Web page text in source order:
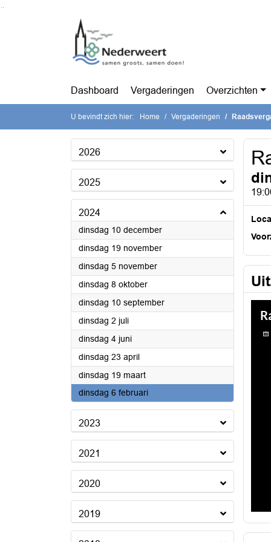
Dashboard Vergaderingen Overzichten
U bevindt zich hier: Home Vergaderingen
2026
2025
2024
dinsdag 10 december2024
dinsdag 19 november2024
dinsdag 5 november2024
dinsdag 8 oktober2024
dinsdag 10 september2024
dinsdag 2 juli2024
dinsdag 4 juni2024
dinsdag 23 april2024
dinsdag 19 maart2024
dinsdag 6 februari2024
2023
2021
2020
2019